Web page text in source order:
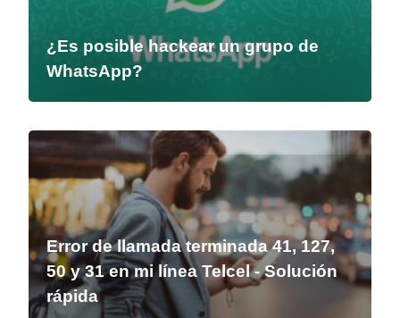
¿Es posible hackear un grupo de
WhatsApp?
Error de llamada terminada 41, 127,
50 y 31 en mi línea Telcel - Solución
rápida